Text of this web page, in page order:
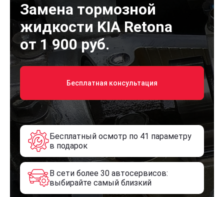
Замена тормозной
жидкости KIA Retona
от 1 900 руб.
Бесплатная консультация
Бесплатный осмотр по 41 параметру
в подарок
В сети более 30 автосервисов:
выбирайте самый близкий